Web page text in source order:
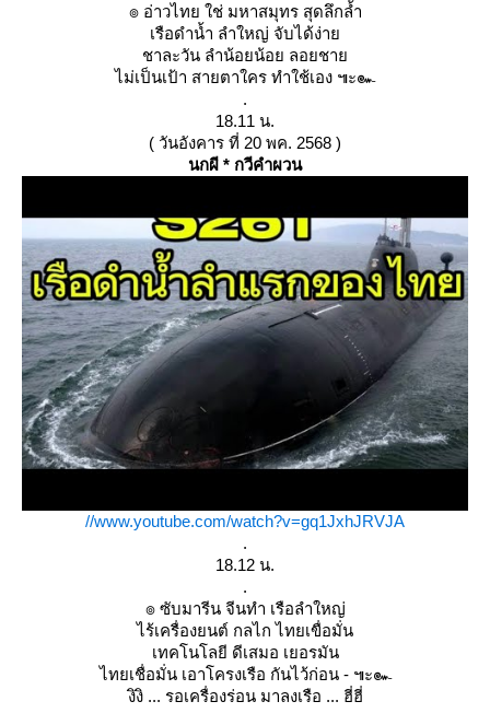
๏ อ่าวไทย ใช่ มหาสมุทร สุดลึกล้ำ
เรือดำน้ำ ลำใหญ่ จับได้ง่า
ชาละวัน ลำน้อยน้อย ลอยชา
ไม่เป็นเป้า สายตาใคร ทำใช้เอง ๚ะ๛
.
18.11 น.
( วันอังคาร ที่ 20 พค. 2568 )
นกผี * กวีคำผวน
//www.youtube.com/watch?v=gq1JxhJRVJA
.
18.12 น.
.
๏ ซับมารีน จีนทำ เรือลำใหญ่
ไร้เครื่องยนต์ กลไก ไทยเขื่อมั่น
เทคโนโลยี ดีเสมอ เยอรมัน
ไทยเชื่อมั่น เอาโครงเรือ กันไว้ก่อน - ๚ะ๛
งิงิ ... รอเครื่องร่อน มาลงเรือ ... ฮี่ฮี่